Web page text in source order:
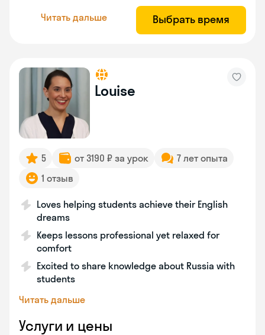
Читать дальше Выбрать время
Louise
5 от 3190 ₽ за урок
7 лет опыта
1 отзыв
Loves helping students achieve their English
dreams
Keeps lessons professional yet relaxed for
comfort
Excited to share knowledge about Russia with
students
Читать дальше
Услуги и цены